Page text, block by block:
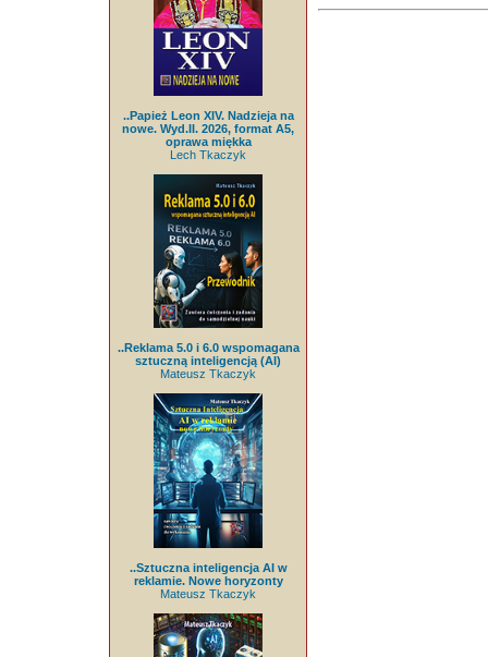
..Papież Leon XIV. Nadzieja na
nowe. Wyd.II. 2026, format A5,
oprawa miękka
Lech Tkaczyk
..Reklama 5.0 i 6.0 wspomagana
sztuczną inteligencją (AI)
Mateusz Tkaczyk
..Sztuczna inteligencja AI w
reklamie. Nowe horyzonty
Mateusz Tkaczyk